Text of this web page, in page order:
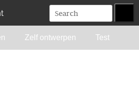
Zelf ontwerpen Test